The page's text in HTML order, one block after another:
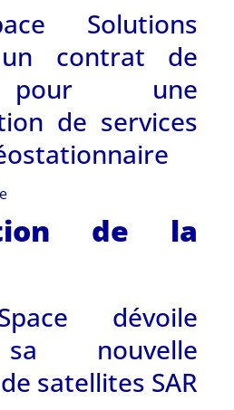
Solutions
contrat de
pour une
de services
de la
dévoile
nouvelle
satellites SAR